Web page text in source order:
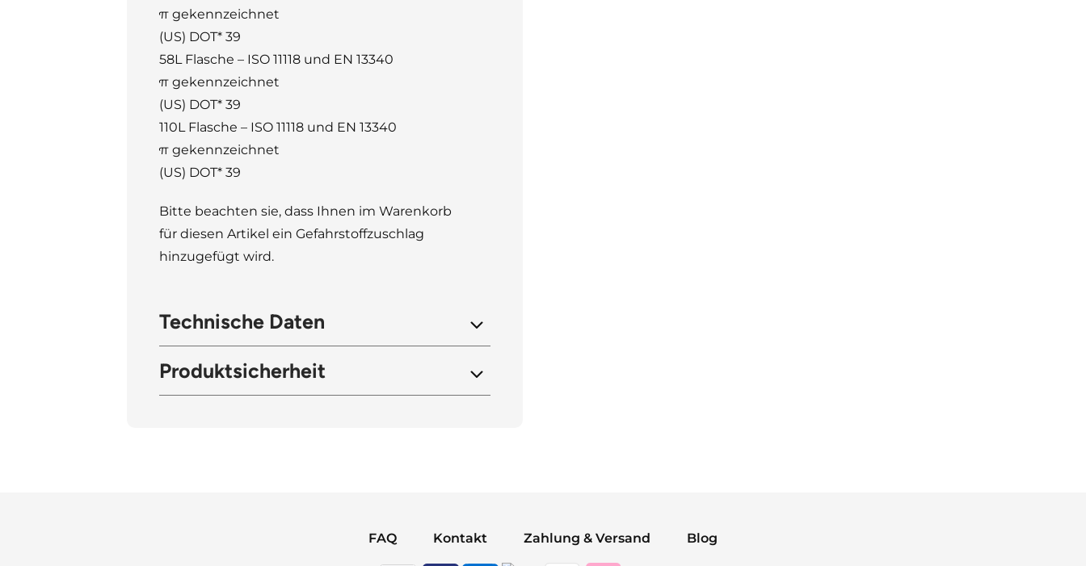
π gekennzeichnet
(US) DOT* 39
58L Flasche – ISO 11118 und EN 13340
π gekennzeichnet
(US) DOT* 39
110L Flasche – ISO 11118 und EN 13340
π gekennzeichnet
(US) DOT* 39
Bitte beachten sie, dass Ihnen im Warenkorb
für diesen Artikel ein Gefahrstoffzuschlag
hinzugefügt wird.
Technische Daten
Produktsicherheit
FAQ Kontakt Zahlung & Versand Blog